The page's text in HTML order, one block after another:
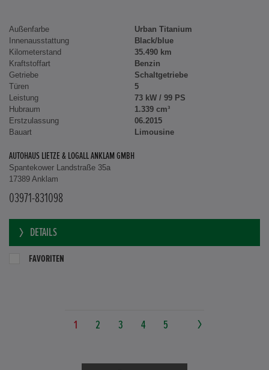
Außenfarbe
Urban Titanium
Innenausstattung
Black/blue
Kilometerstand
35.490 km
Kraftstoffart
Benzin
Getriebe
Schaltgetriebe
Türen
5
Leistung
73 kW / 99 PS
Hubraum
1.339 cm³
Erstzulassung
06.2015
Bauart
Limousine
AUTOHAUS LIETZE & LOGALL ANKLAM GMBH
Spantekower Landstraße 35a
17389 Anklam
03971-831098
DETAILS
FAVORITEN
1 2 3 4 5